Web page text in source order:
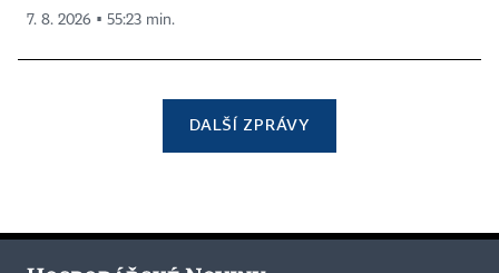
7. 8. 2026 ▪ 55:23 min.
DALŠÍ ZPRÁVY